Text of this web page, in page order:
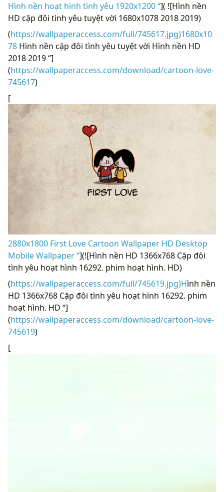
Hình nền hoạt hình tình yêu 1920x1200 “]( ![Hình nền
HD cặp đôi tình yêu tuyệt vời 1680x1078 2018 2019)
(https://wallpaperaccess.com/full/745617.jpg)1680x10
78 Hình nền cặp đôi tình yêu tuyệt vời Hình nền HD
2018 2019 “]
(https://wallpaperaccess.com/download/cartoon-love-
745617)
[
2880x1800 First Love Cartoon Wallpaper HD Desktop
Mobile Wallpaper “](![Hình nền HD 1366x768 Cặp đôi
tình yêu hoạt hình 16292. phim hoạt hình. HD)
(https://wallpaperaccess.com/full/745619.jpg)Hình nền
HD 1366x768 Cặp đôi tình yêu hoạt hình 16292. phim
hoạt hình. HD “]
(https://wallpaperaccess.com/download/cartoon-love-
745619)
[